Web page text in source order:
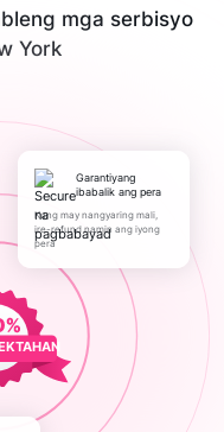
mga serbisyo
York
Garantiyang
ibabalik ang pera
Kung may nangyaring mali,
ire-refund namin ang iyong
pera